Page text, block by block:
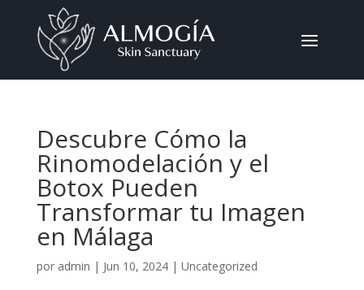
Descubre Cómo la
Rinomodelación y el
Botox Pueden
Transformar tu Imagen
en Málaga
por admin | Jun 10, 2024| Uncategorized